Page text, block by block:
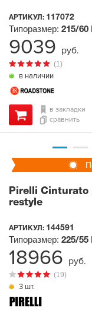
АРТИКУЛ: 117072
в наличии
(1)
Типоразмер: 215/60
в закладки
сравнить
9039 руб.
Pirelli Cinturato
restyle
АРТИКУЛ: 144591
3 шт.
(19)
Типоразмер: 225/55
18966 руб.